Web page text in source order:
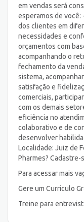
em vendas será
esperamos de você:
dos clientes em
necessidades e
orçamentos com
acompanhando o
fechamento da
sistema,
satisfação e
comerciais,
com os demais
eficiência no
colaborativo e de
desenvolver
Localidade: Juiz de
Pharmes? Cadastre-
Para acessar mais
Gere um Curriculo
Treine para